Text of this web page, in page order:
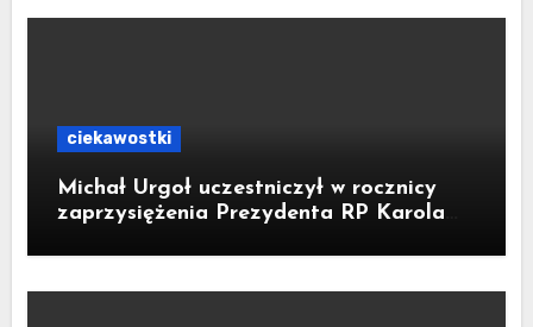
ciekawostki
Michał Urgoł uczestniczył w rocznicy
zaprzysiężenia Prezydenta RP Karola